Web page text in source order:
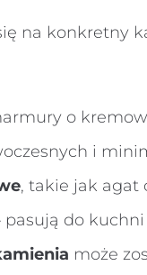
na konkretny
o
i
, takie jak agat
pasują do
może